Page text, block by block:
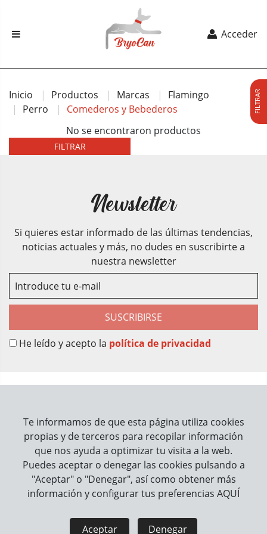
Acceder
Inicio Productos Marcas
Flamingo
Perro
Comederos y Bebederos
No se encontraron productos
FILTRAR
FILTRAR
Newsletter
Si quieres estar informado de las últimas tendencias,
noticias actuales y más, no dudes en suscribirte a
nuestra newsletter
SUSCRIBIRSE
He leído y acepto la política de privacidad
Información
Cómo trabajamos
Información legal
Política de Privacidad
Te informamos de que esta página utiliza cookies
propias y de terceros para recopilar información
que nos ayuda a optimizar tu visita a la web.
Puedes aceptar o denegar las cookies pulsando a
"Aceptar" o "Denegar", así como obtener más
información y configurar tus preferencias AQUÍ
Aceptar Denegar